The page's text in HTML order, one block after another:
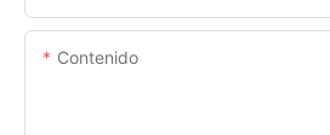
Contenido